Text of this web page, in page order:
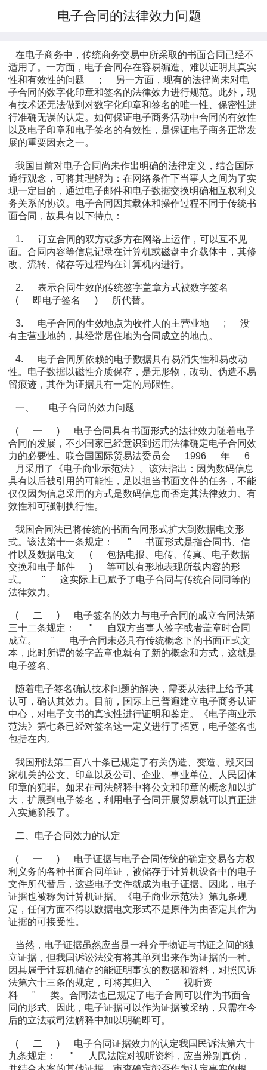
电子合同的法律效力问题
在电子商务中，传统商务交易中所采取的书面合同已经不
适用了。一方面，电子合同存在容易编造、难以证明其真实
性和有效性的问题
;
另一方面，现有的法律尚未对电
子合同的数字化印章和签名的法律效力进行规范。此外，现
有技术还无法做到对数字化印章和签名的唯一性、保密性进
行准确无误的认定。如何保证电子商务活动中合同的有效性
以及电子印章和电子签名的有效性，是保证电子商务正常发
展的重要因素之一。
我国目前对电子合同尚未作出明确的法律定义，结合国际
通行观念，可将其理解为：在网络条件下当事人之间为了实
现一定目的，通过电子邮件和电子数据交换明确相互权利义
务关系的协议。电子合同因其载体和操作过程不同于传统书
面合同，故具有以下特点：
1.
订立合同的双方或多方在网络上运作，可以互不见
面。合同内容等信息记录在计算机或磁盘中介载体中，其修
改、流转、储存等过程均在计算机内进行。
2.
表示合同生效的传统签字盖章方式被数字签名
(
即电子签名 ) 所代替。
3. 电子合同的生效地点为收件人的主营业地 ;
没
有主营业地的，其经常居住地为合同成立的地点。
4.
电子合同所依赖的电子数据具有易消失性和易改动
性。电子数据以磁性介质保存，是无形物，改动、伪造不易
留痕迹，其作为证据具有一定的局限性。
一、 电子合同的效力问题
( 一 )
电子合同具有书面形式的法律效力随着电子
合同的发展，不少国家已经意识到运用法律确定电子合同效
力的必要性。联合国国际贸易法委员会
1996 年
6
月采用了《电子商业示范法》。该法指出：因为数码信息
具有以后被引用的可能性，足以担当书面文件的任务，不能
仅仅因为信息采用的方式是数码信息而否定其法律效力、有
效性和可强制执行性。
我国合同法已将传统的书面合同形式扩大到数据电文形
式。该法第十一条规定：
"
书面形式是指合同书、信
件以及数据电文
(
包括电报、电传、传真、电子数据
交换和电子邮件
)
等可以有形地表现所载内容的形
式。
"
这实际上已赋予了电子合同与传统合同同等的
法律效力。
( 二 )
电子签名的效力与电子合同的成立合同法第
三十二条规定：
"
自双方当事人签字或者盖章时合同
成立。
"
电子合同未必具有传统概念下的书面正式文
本，此时所谓的签字盖章也就有了新的概念和方式，这就是
电子签名。
随着电子签名确认技术问题的解决，需要从法律上给予其
认可，确认其效力。目前，国际上已普遍建立电子商务认证
中心，对电子文书的真实性进行证明和鉴定。《电子商业示
范法》第七条已经对签名这一定义进行了拓宽，电子签名也
包括在内。
我国刑法第二百八十条已规定了有关伪造、变造、毁灭国
家机关的公文、印章以及公司、企业、事业单位、人民团体
印章的犯罪。如果在司法解释中将公文和印章的概念加以扩
大，扩展到电子签名，利用电子合同开展贸易就可以真正进
入实施阶段了。
二、电子合同效力的认定
( 一 )
电子证据与电子合同传统的确定交易各方权
利义务的各种书面合同单证，被储存于计算机设备中的电子
文件所代替后，这些电子文件就成为电子证据。因此，电子
证据也被称为计算机证据。《电子商业示范法》第九条规
定，任何方面不得以数据电文形式不是原件为由否定其作为
证据的可接受性。
当然，电子证据虽然应当是一种介于物证与书证之间的独
立证据，但我国诉讼法没有将其单列出来作为证据的一种。
因其属于计算机储存的能证明事实的数据和资料，对照民诉
法第六十三条的规定，可将其归入
"
视听资
料
"
类。合同法也已规定了电子合同可以作为书面合
同的形式。因此，电子证据可以作为证据被采纳，只需在今
后的立法或司法解释中加以明确即可。
( 二 )
电子合同证据效力的认定我国民诉法第六十
九条规定：
"
人民法院对视听资料，应当辨别真伪，